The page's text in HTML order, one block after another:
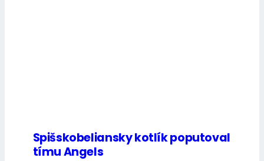
Spišskobeliansky kotlík poputoval
tímu Angels